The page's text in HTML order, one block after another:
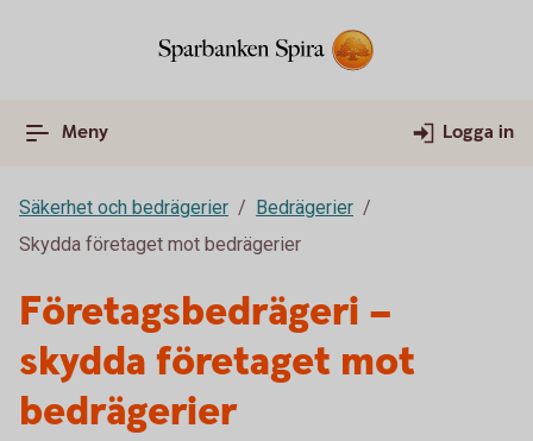
Meny Logga in
Säkerhet och bedrägerier
Bedrägerier
Skydda företaget mot bedrägerier
Företagsbedrägeri –
skydda företaget mot
bedrägerier